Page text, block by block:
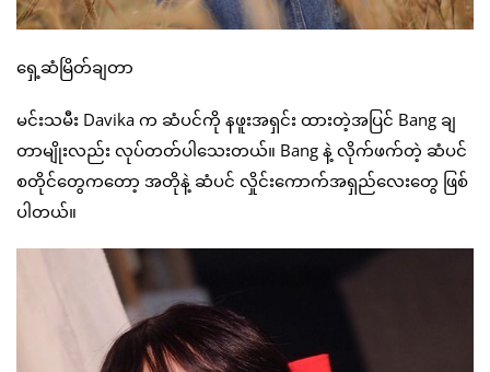
ရှေ့ဆံမြိတ်ချတာ
မင်းသမီး Davika က ဆံပင်ကို နဖူးအရှင်း ထားတဲ့အပြင် Bang ချ
တာမျိုးလည်း လုပ်တတ်ပါသေးတယ်။ Bang နဲ့ လိုက်ဖက်တဲ့ ဆံပင်
စတိုင်တွေကတော့ အတိုနဲ့ ဆံပင် လှိုင်းကောက်အရှည်လေးတွေ ဖြစ်
ပါတယ်။